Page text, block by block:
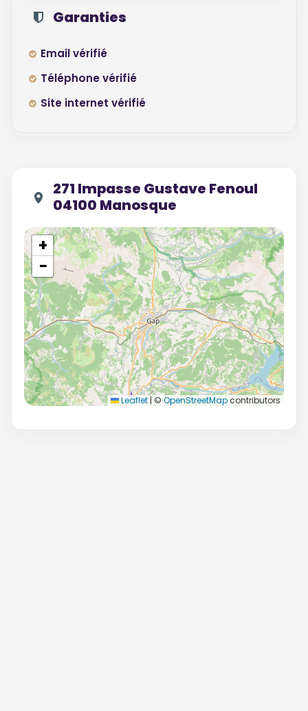
Garanties
Email vérifié
Téléphone vérifié
Site internet vérifié
271 Impasse Gustave Fenoul
04100 Manosque
+
−
Leaflet | © OpenStreetMapcontributors